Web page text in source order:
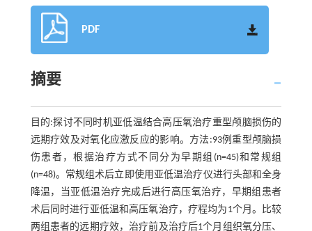
PDF
摘要
目的:探讨不同时机亚低温结合高压氧治疗重型颅脑损伤的
远期疗效及对氧化应激反应的影响。方法:93例重型颅脑损
伤患者，根据治疗方式不同分为早期组(n=45)和常规组
(n=48)。常规组术后立即使用亚低温治疗仪进行头部和全身
降温，当亚低温治疗完成后进行高压氧治疗，早期组患者
术后同时进行亚低温和高压氧治疗，疗程均为1个月。比较
两组患者的远期疗效，治疗前及治疗后1个月组织氧分压、